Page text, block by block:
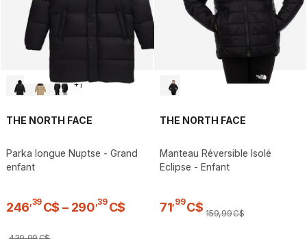
+1
THE NORTH FACE
Parka longue Nuptse - Grand
enfant
246 39 C$ – 290 ,39 C$
THE NORTH FACE
Manteau Réversible Isolé
Eclipse - Enfant
71 99C$ 159,99C$